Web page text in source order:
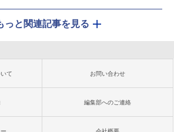
っと関連記事を見る
て お問い合わせ
編集部へのご連絡